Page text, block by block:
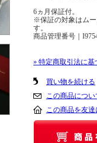
6ヵ月保証付。
※保証の対象はムー
す。
商品管理番号｜I9754
» 特定商取引法に
買い物を続ける
この商品につ
この商品を友達